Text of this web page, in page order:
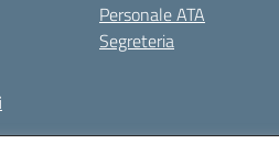
Personale ATA
Segreteria